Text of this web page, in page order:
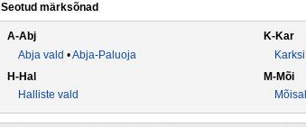
Seotud märksõnad
A-Abj
Abja vald •Abja-Paluoja
H-Hal
Halliste vald
K-Kar
M-Mõi